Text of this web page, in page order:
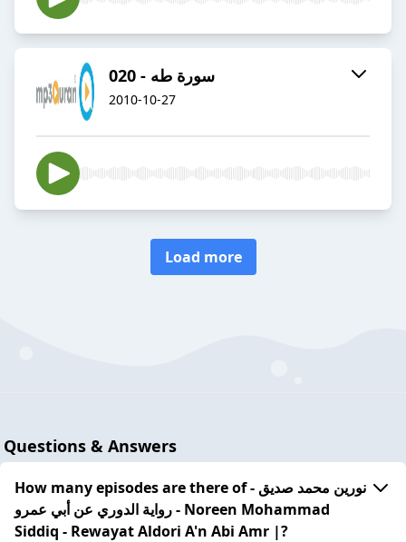
020 - سورة طه
2010-10-27
Load more
Questions & Answers
How many episodes are there of نورين محمد صديق -
رواية الدوري عن أبي عمرو - Noreen Mohammad
Siddiq - Rewayat Aldori A'n Abi Amr |?